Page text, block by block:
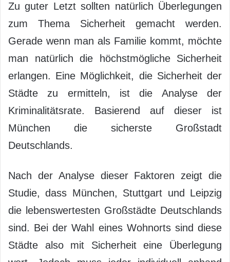
Zu guter Letzt sollten natürlich Überlegungen
zum Thema Sicherheit gemacht werden.
Gerade wenn man als Familie kommt, möchte
man natürlich die höchstmögliche Sicherheit
erlangen. Eine Möglichkeit, die Sicherheit der
Städte zu ermitteln, ist die Analyse der
Kriminalitätsrate. Basierend auf dieser ist
München die sicherste Großstadt
Deutschlands.
Nach der Analyse dieser Faktoren zeigt die
Studie, dass München, Stuttgart und Leipzig
die lebenswertesten Großstädte Deutschlands
sind. Bei der Wahl eines Wohnorts sind diese
Städte also mit Sicherheit eine Überlegung